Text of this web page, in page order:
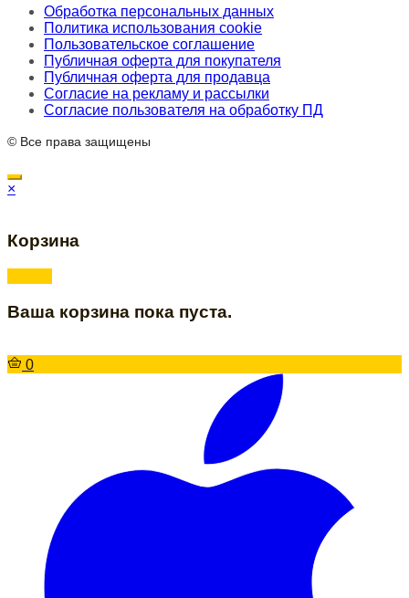
Обработка персональных данных
Политика использования cookie
Пользовательское соглашение
Публичная оферта для покупателя
Публичная оферта для продавца
Согласие на рекламу и рассылки
Согласие пользователя на обработку ПД
© Все права защищены
×
Корзина
Ваша корзина пока пуста.
0